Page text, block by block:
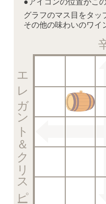
グラフのマス目をタッ
その他の味わいのワイ
エレガント＆クリスピー